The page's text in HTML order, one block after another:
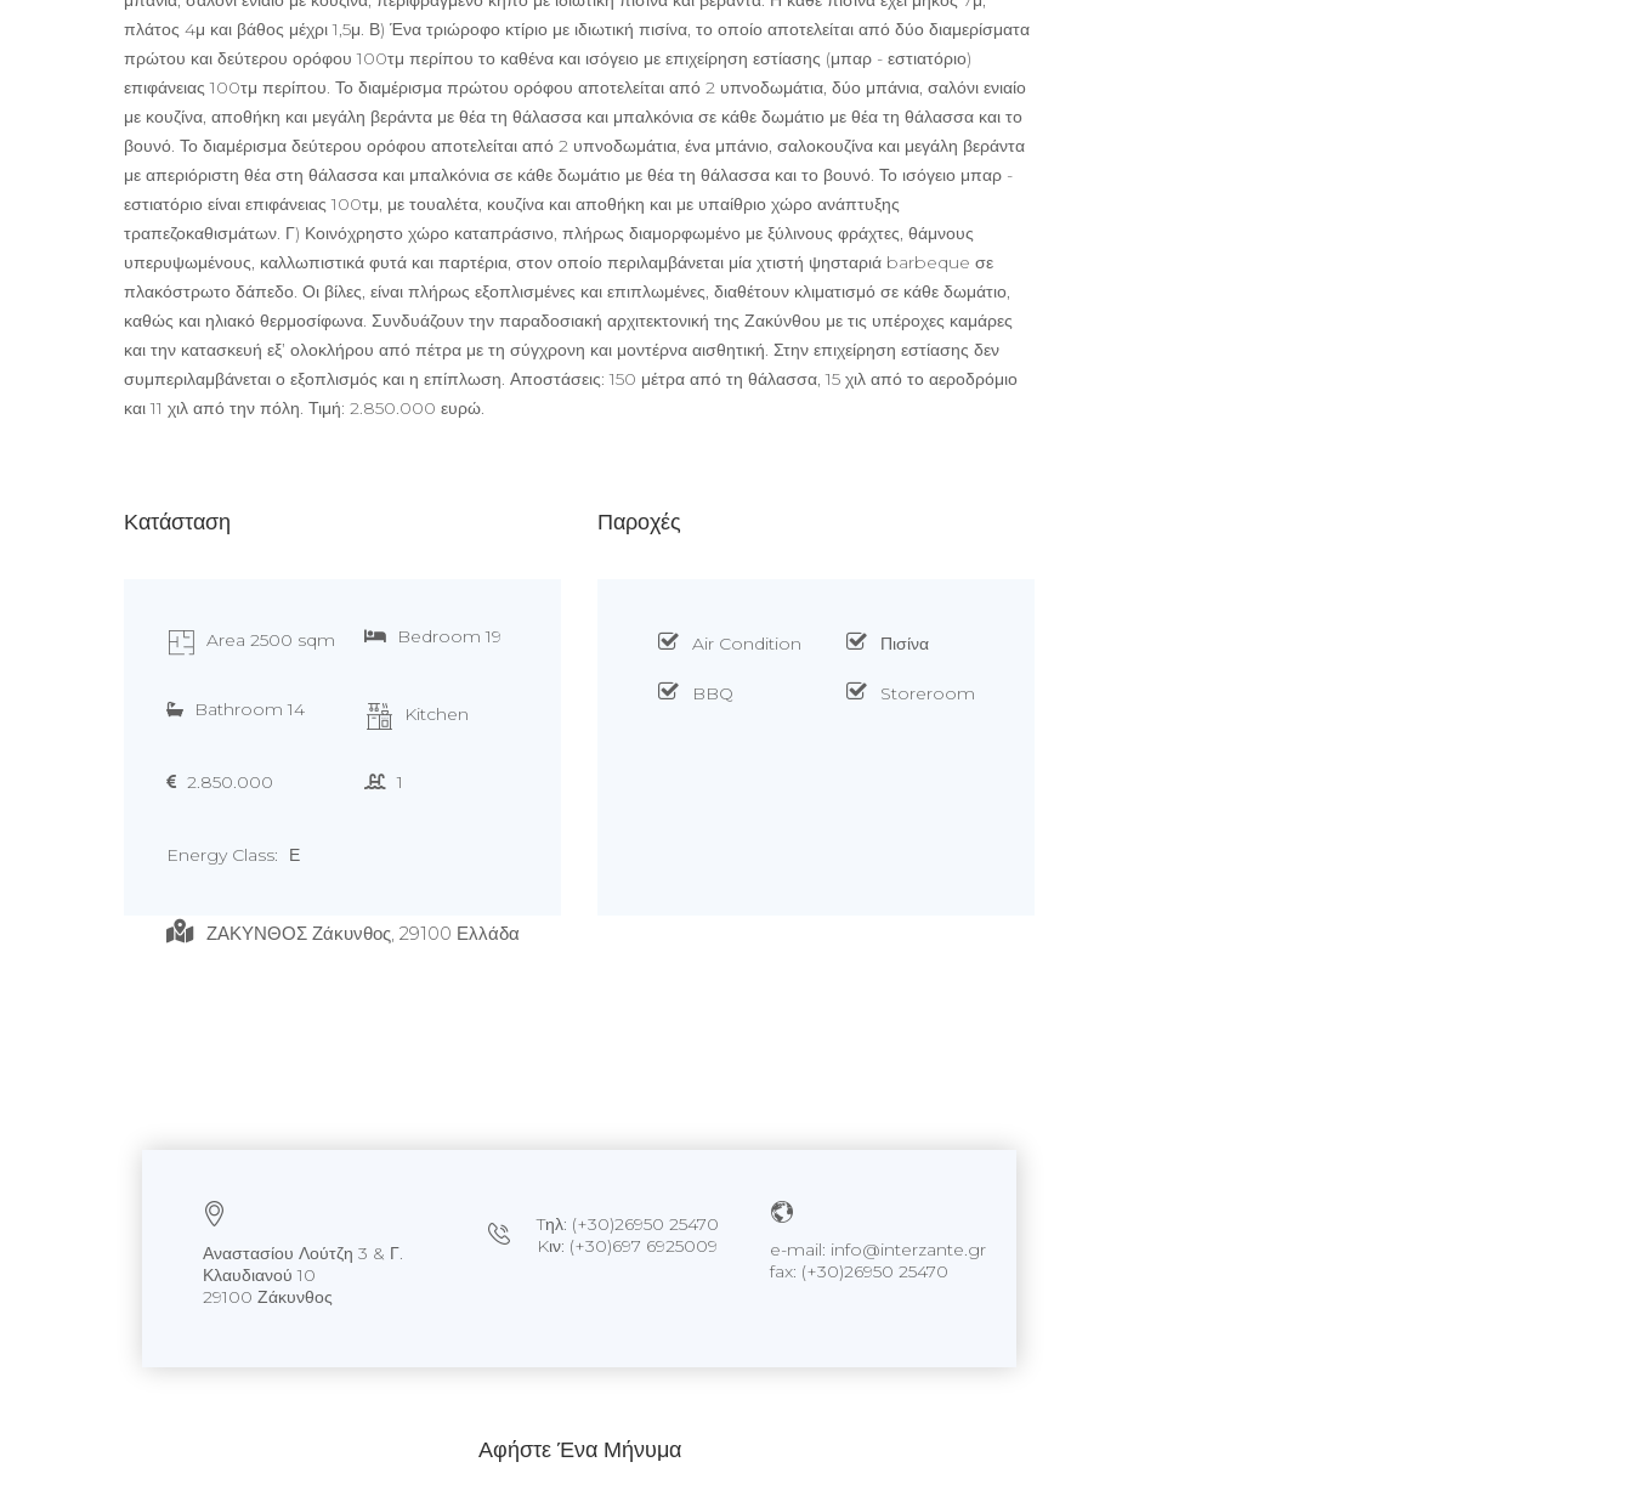
πλάτος 4μ και βάθος μέχρι 1,5μ. Β) Ένα τριώροφο κτίριο με ιδιωτική πισίνα, το οποίο αποτελείται από δύο διαμερίσματα
πρώτου και δεύτερου ορόφου 100τμ περίπου το καθένα και ισόγειο με επιχείρηση εστίασης (μπαρ - εστιατόριο)
επιφάνειας 100τμ περίπου. Το διαμέρισμα πρώτου ορόφου αποτελείται από 2 υπνοδωμάτια, δύο μπάνια, σαλόνι ενιαίο
με κουζίνα, αποθήκη και μεγάλη βεράντα με θέα τη θάλασσα και μπαλκόνια σε κάθε δωμάτιο με θέα τη θάλασσα και το
βουνό. Το διαμέρισμα δεύτερου ορόφου αποτελείται από 2 υπνοδωμάτια, ένα μπάνιο, σαλοκουζίνα και μεγάλη βεράντα
με απεριόριστη θέα στη θάλασσα και μπαλκόνια σε κάθε δωμάτιο με θέα τη θάλασσα και το βουνό. Το ισόγειο μπαρ -
εστιατόριο είναι επιφάνειας 100τμ, με τουαλέτα, κουζίνα και αποθήκη και με υπαίθριο χώρο ανάπτυξης
τραπεζοκαθισμάτων. Γ) Κοινόχρηστο χώρο καταπράσινο, πλήρως διαμορφωμένο με ξύλινους φράχτες, θάμνους
υπερυψωμένους, καλλωπιστικά φυτά και παρτέρια, στον οποίο περιλαμβάνεται μία χτιστή ψησταριά barbeque σε
πλακόστρωτο δάπεδο. Οι βίλες, είναι πλήρως εξοπλισμένες και επιπλωμένες, διαθέτουν κλιματισμό σε κάθε δωμάτιο,
καθώς και ηλιακό θερμοσίφωνα. Συνδυάζουν την παραδοσιακή αρχιτεκτονική της Ζακύνθου με τις υπέροχες καμάρες
και την κατασκευή εξ’ ολοκλήρου από πέτρα με τη σύγχρονη και μοντέρνα αισθητική. Στην επιχείρηση εστίασης δεν
συμπεριλαμβάνεται ο εξοπλισμός και η επίπλωση. Αποστάσεις: 150 μέτρα από τη θάλασσα, 15 χιλ από το αεροδρόμιο
και 11 χιλ από την πόλη. Τιμή: 2.850.000 ευρώ.
Κατάσταση
Area 2500 sqm Bedroom 19
Bathroom 14 Kitchen
2.850.000 1
Energy Class: Ε
ΖΑΚΥΝΘΟΣ Ζάκυνθος, 29100 Ελλάδα
Παροχές
Air Condition Πισίνα
BBQ Storeroom
Αναστασίου Λούτζη 3 & Γ.
Κλαυδιανού 10
29100 Ζάκυνθος
Tηλ: (+30)26950 25470
Kιν: (+30)697 6925009
e-mail: info@interzante.gr
fax: (+30)26950 25470
Αφήστε Ένα Μήνυμα